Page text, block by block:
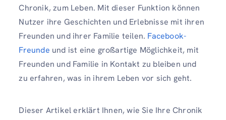
Chronik, zum Leben. Mit dieser Funktion können
Nutzer ihre Geschichten und Erlebnisse mit ihren
Freunden und ihrer Familie teilen. Facebook-
Freunde und ist eine großartige Möglichkeit, mit
Freunden und Familie in Kontakt zu bleiben und
zu erfahren, was in ihrem Leben vor sich geht.
Dieser Artikel erklärt Ihnen, wie Sie Ihre Chronik